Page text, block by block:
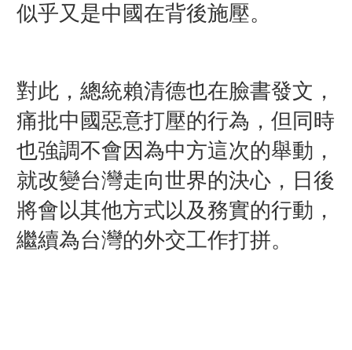
似乎又是中國在背後施壓。
對此，總統賴清德也在臉書發文，
痛批中國惡意打壓的行為，但同時
也強調不會因為中方這次的舉動，
就改變台灣走向世界的決心，日後
將會以其他方式以及務實的行動，
繼續為台灣的外交工作打拼。